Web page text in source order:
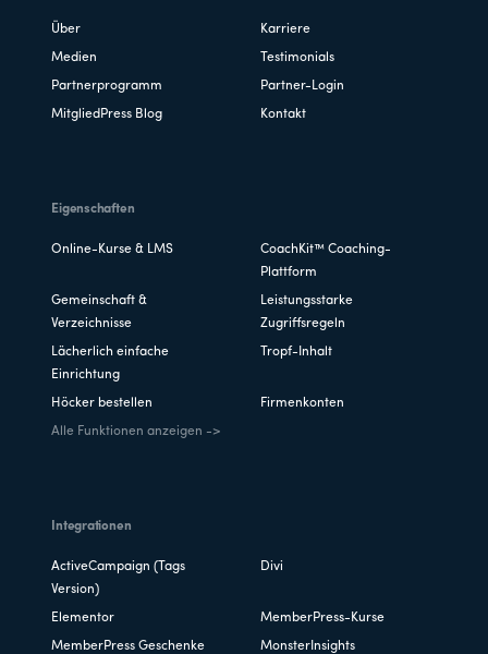
Über Karriere
Medien Testimonials
Partnerprogramm Partner-Login
MitgliedPress Blog Kontakt
Eigenschaften
Online-Kurse & LMS
CoachKit™ Coaching-
Plattform
Gemeinschaft &
Verzeichnisse
Leistungsstarke
Zugriffsregeln
Lächerlich einfache
Einrichtung
Tropf-Inhalt
Höcker bestellen Firmenkonten
Alle Funktionen anzeigen ->
Integrationen
ActiveCampaign (Tags
Version)
Divi
Elementor MemberPress-Kurse
MemberPress Geschenke MonsterInsights